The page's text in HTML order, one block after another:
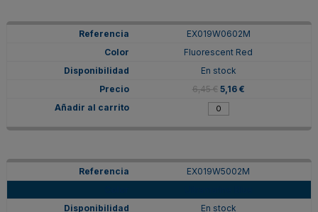
EX019W0602M
Fluorescent Red
En stock
6,45 € 5,16 €
EX019W5002M
En stock